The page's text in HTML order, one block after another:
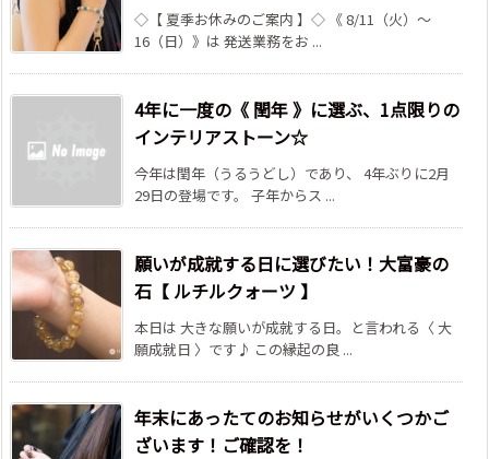
◇【 夏季お休みのご案内 】◇ 《 8/11（火）～
16（日）》は 発送業務をお ...
4年に一度の《 閏年 》に選ぶ、1点限りの
インテリアストーン☆
今年は閏年（うるうどし）であり、 4年ぶりに2月
29日の登場です。 子年からス ...
願いが成就する日に選びたい！大富豪の
石【 ルチルクォーツ 】
本日は 大きな願いが成就する日。と言われる〈 大
願成就日 〉です♪ この縁起の良 ...
年末にあったてのお知らせがいくつかご
ざいます！ご確認を！